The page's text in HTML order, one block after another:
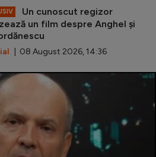
Un cunoscut regizor
un film despre Anghel și
| 08 August 2026, 14:36